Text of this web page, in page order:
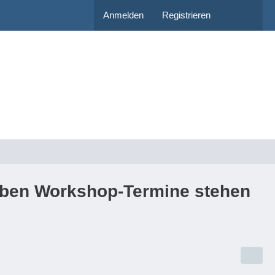
Anmelden Registrieren
Workshop-Termine stehen